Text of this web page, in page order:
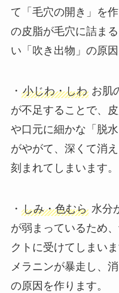
て「毛穴の開き」を
の皮脂が毛穴に詰ま
い「吹き出物」の原因
・ 小じわ・しわお肌
が不足することで、
や口元に細かな「脱
がやがて、深くて消
刻まれてしまいます。
・ しみ・色むら水分
が弱まっているため
クトに受けてしまい
メラニンが暴走し、
の原因を作ります。